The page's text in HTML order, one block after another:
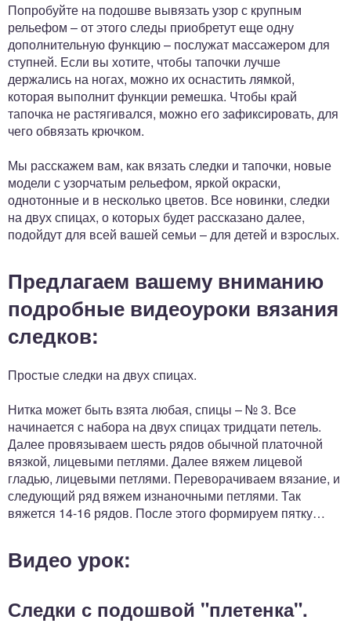
Попробуйте на подошве вывязать узор с крупным
рельефом – от этого следы приобретут еще одну
дополнительную функцию – послужат массажером для
ступней. Если вы хотите, чтобы тапочки лучше
держались на ногах, можно их оснастить лямкой,
которая выполнит функции ремешка. Чтобы край
тапочка не растягивался, можно его зафиксировать, для
чего обвязать крючком.
Мы расскажем вам, как вязать следки и тапочки, новые
модели с узорчатым рельефом, яркой окраски,
однотонные и в несколько цветов. Все новинки, следки
на двух спицах, о которых будет рассказано далее,
подойдут для всей вашей семьи – для детей и взрослых.
Предлагаем вашему вниманию
подробные видеоуроки вязания
следков:
Простые следки на двух спицах.
Нитка может быть взята любая, спицы – № 3. Все
начинается с набора на двух спицах тридцати петель.
Далее провязываем шесть рядов обычной платочной
вязкой, лицевыми петлями. Далее вяжем лицевой
гладью, лицевыми петлями. Переворачиваем вязание, и
следующий ряд вяжем изнаночными петлями. Так
вяжется 14-16 рядов. После этого формируем пятку…
Видео урок:
Следки с подошвой "плетенка".